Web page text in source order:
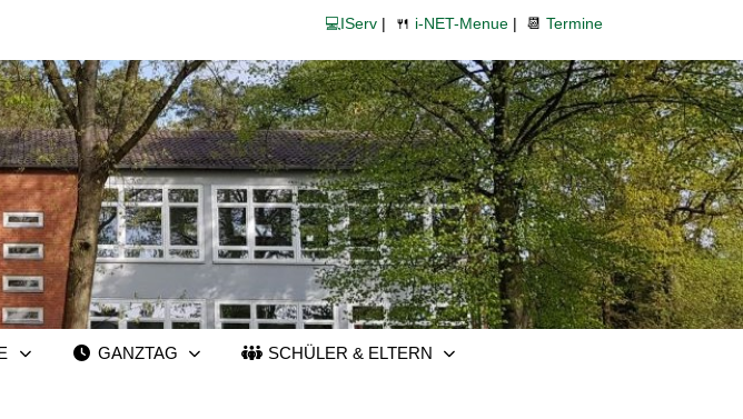
💻IServ | 🍴 i-NET-Menue | 📆 Termine
GANZTAG SCHÜLER & ELTERN